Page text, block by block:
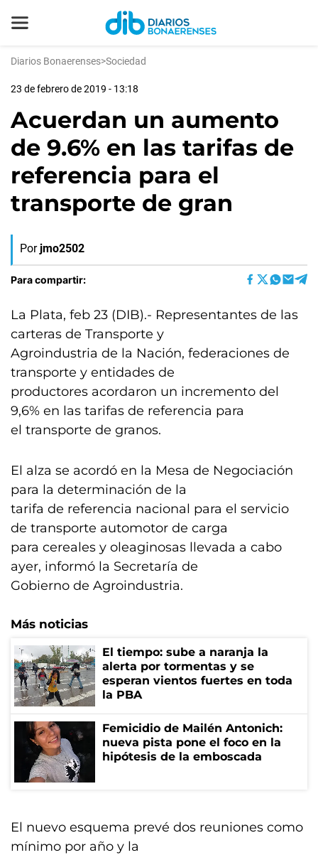
Diarios Bonaerenses>Sociedad
23 de febrero de 2019 - 13:18
Acuerdan un aumento
de 9.6% en las tarifas de
referencia para el
transporte de gran
Por jmo2502
Para compartir:
La Plata, feb 23 (DIB).- Representantes de las
carteras de Transporte y
Agroindustria de la Nación, federaciones de
transporte y entidades de
productores acordaron un incremento del
9,6% en las tarifas de referencia para
el transporte de granos.
El alza se acordó en la Mesa de Negociación
para la determinación de la
tarifa de referencia nacional para el servicio
de transporte automotor de carga
para cereales y oleaginosas llevada a cabo
ayer, informó la Secretaría de
Gobierno de Agroindustria.
Más noticias
El tiempo: sube a naranja la
alerta por tormentas y se
esperan vientos fuertes en toda
la PBA
Femicidio de Mailén Antonich:
nueva pista pone el foco en la
hipótesis de la emboscada
El nuevo esquema prevé dos reuniones como
mínimo por año y la